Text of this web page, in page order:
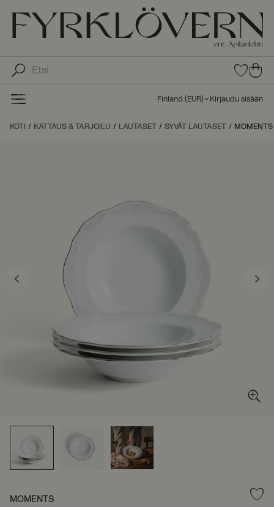
0
tuot
suo
0
tu
ot
a
Finland ( EUR) Kirjaudu sisään
KOTI KATTAUS & TARJOILU LAUTASET SYVÄT LAUTASET
MOMENTS